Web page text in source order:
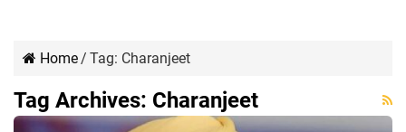
Home/ Tag: Charanjeet
Tag Archives: Charanjeet